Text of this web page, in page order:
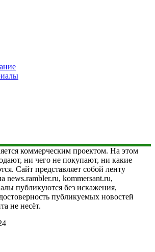
коммерческим проектом. На этом
ни чего не покупают, ни какие
Сайт представляет собой ленту
news.rambler.ru, kommersant.ru,
публикуются без искажения,
публикуемых новостей
не несёт.